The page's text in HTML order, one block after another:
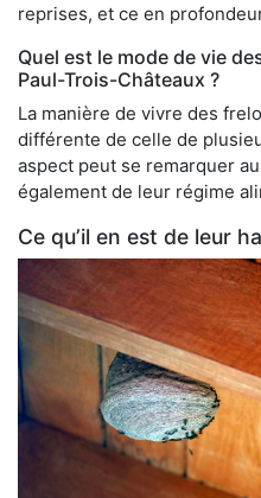
reprises, et ce en
Quel est le mode de vie
Paul-Trois-Châteaux ?
La manière de vivre des
différente de celle de
aspect peut se remarquer
également de leur régime
Ce qu’il en est de leur